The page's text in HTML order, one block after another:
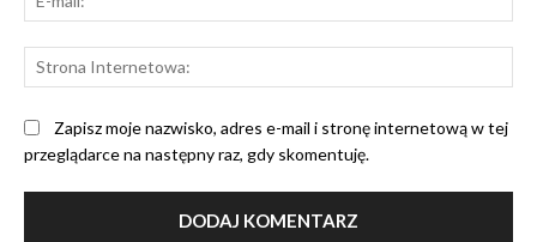
Zapisz moje nazwisko, adres e-mail i stronę internetową w tej
przeglądarce na następny raz, gdy skomentuję.